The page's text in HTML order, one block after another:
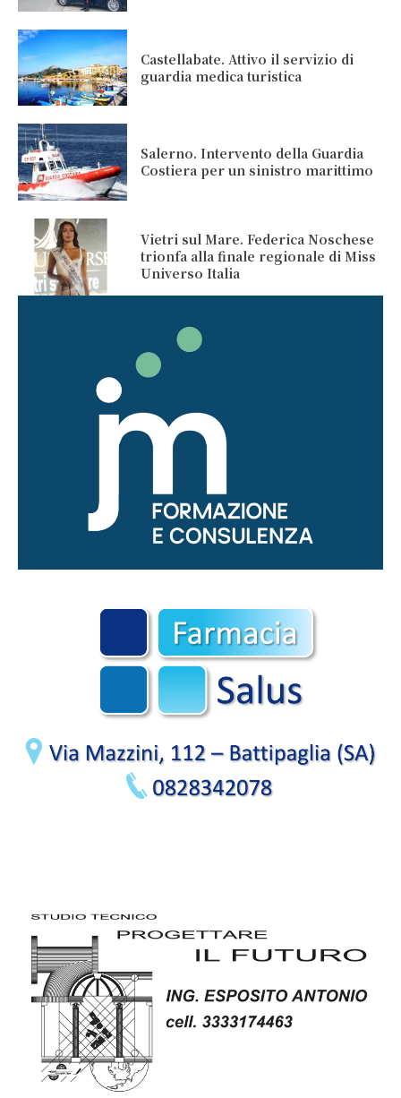
Castellabate. Attivo il servizio di
guardia medica turistica
Salerno. Intervento della Guardia
Costiera per un sinistro marittimo
Vietri sul Mare. Federica Noschese
trionfa alla finale regionale di Miss
Universo Italia